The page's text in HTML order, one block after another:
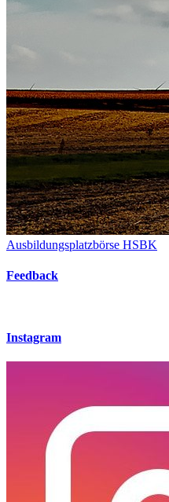
Ausbildungsplatzbörse HSBK
Feedback
Instagram